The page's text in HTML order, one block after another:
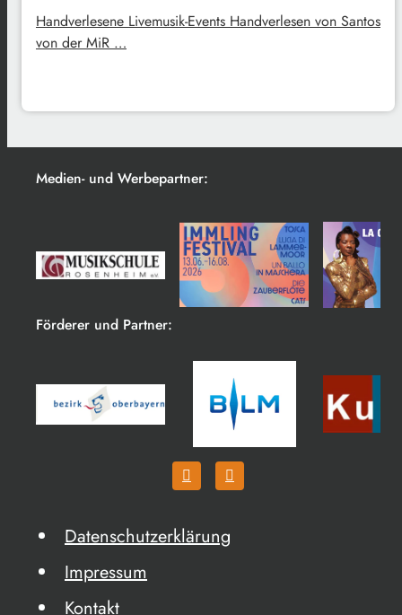
Handverlesene Livemusik-Events Handverlesen von Santos
von der MiR …
Medien- und Werbepartner:
Förderer und Partner:
Datenschutzerklärung
Impressum
Kontakt